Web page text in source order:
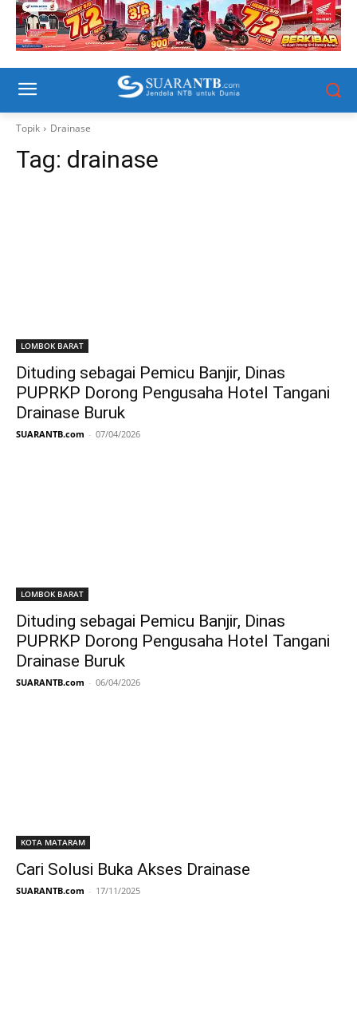
Topik Drainase
Tag: drainase
LOMBOK BARAT
Dituding sebagai Pemicu Banjir, Dinas
PUPRKP Dorong Pengusaha Hotel Tangani
Drainase Buruk
SUARANTB.com - 07/04/2026
LOMBOK BARAT
Dituding sebagai Pemicu Banjir, Dinas
PUPRKP Dorong Pengusaha Hotel Tangani
Drainase Buruk
SUARANTB.com - 06/04/2026
KOTA MATARAM
Cari Solusi Buka Akses Drainase
SUARANTB.com - 17/11/2025